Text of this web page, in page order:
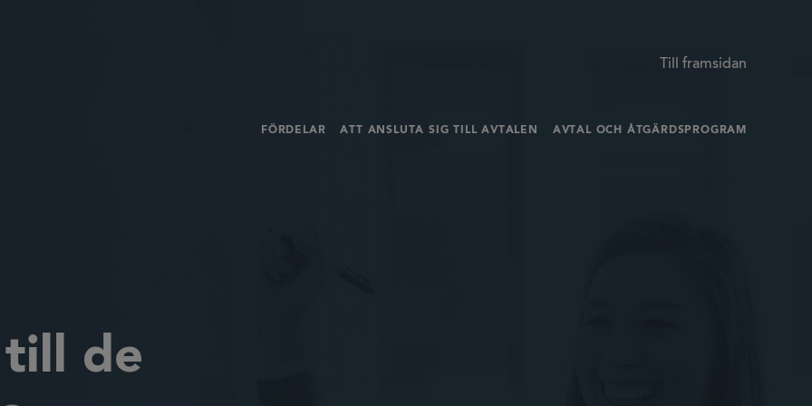
Till framsidan
FÖRDELAR ATT ANSLUTA SIG TILL AVTALEN AVTAL OCH ÅTGÄRDSPROGRAM
de